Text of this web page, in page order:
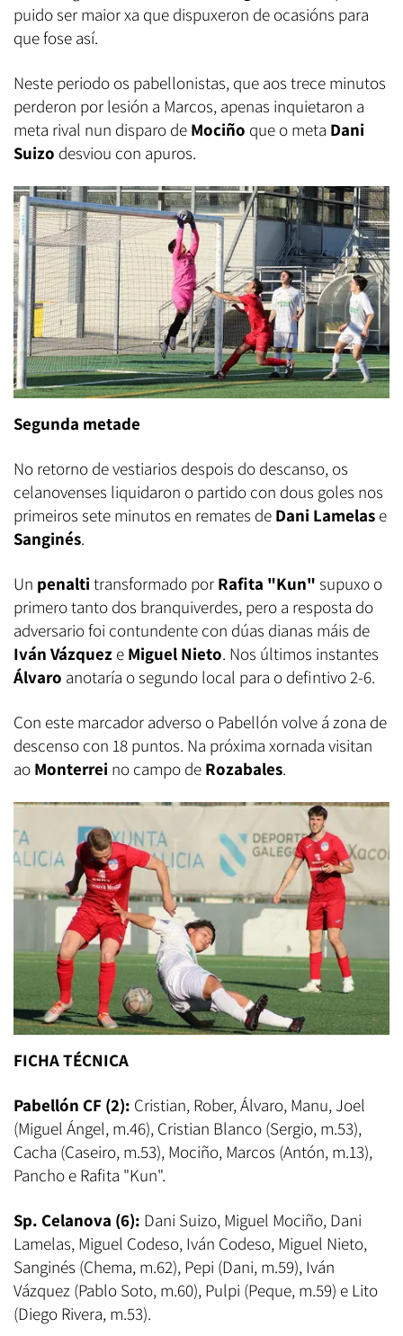
puido ser maior xa que dispuxeron de ocasións para
que fose así.
Neste periodo os pabellonistas, que aos trece minutos
perderon por lesión a Marcos, apenas inquietaron a
meta rival nun disparo de Mociño que o meta Dani
Suizo desviou con apuros.
Segunda metade
No retorno de vestiarios despois do descanso, os
celanovenses liquidaron o partido con dous goles nos
primeiros sete minutos en remates de Dani Lamelas e
Sanginés.
Un penalti transformado por Rafita "Kun" supuxo o
primero tanto dos branquiverdes, pero a resposta do
adversario foi contundente con dúas dianas máis de
Iván Vázquez e Miguel Nieto. Nos últimos instantes
Álvaro anotaría o segundo local para o defintivo 2-6.
Con este marcador adverso o Pabellón volve á zona de
descenso con 18 puntos. Na próxima xornada visitan
ao Monterrei no campo de Rozabales.
FICHA TÉCNICA
Pabellón CF (2): Cristian, Rober, Álvaro, Manu, Joel
(Miguel Ángel, m.46), Cristian Blanco (Sergio, m.53),
Cacha (Caseiro, m.53), Mociño, Marcos (Antón, m.13),
Pancho e Rafita "Kun".
Sp. Celanova (6): Dani Suizo, Miguel Mociño, Dani
Lamelas, Miguel Codeso, Iván Codeso, Miguel Nieto,
Sanginés (Chema, m.62), Pepi (Dani, m.59), Iván
Vázquez (Pablo Soto, m.60), Pulpi (Peque, m.59) e Lito
(Diego Rivera, m.53).